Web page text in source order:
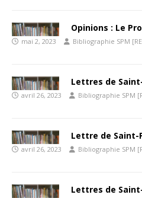
Opinions : Le
mai 2, 2023 Bibliographie SPM
Lettres de
avril 26, 2023 Bibliographie SPM
Lettre de Saint-
avril 26, 2023 Bibliographie SPM
Lettres de